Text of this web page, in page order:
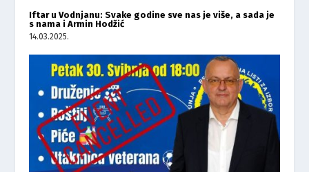
Iftar u Vodnjanu: Svake godine sve nas je više, a sada je
s nama i Armin Hodžić
14.03.2025.